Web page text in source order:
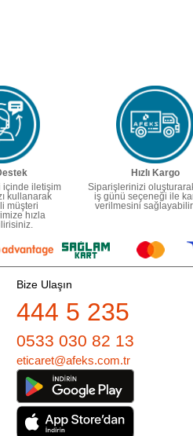
içinde iletişim
kullanarak
müşteri
hızla
Hızlı Kargo
Siparişlerinizi
iş günü seçeneği ile
verilmesini
Bize Ulaşın
444 5 235
0533 030 82 13
eticaret@afeks.com.tr